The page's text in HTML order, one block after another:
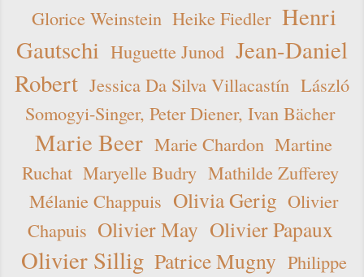
Glorice Weinstein Heike Fiedler Henri
Gautschi Huguette Junod Jean-Daniel
Robert Jessica Da Silva Villacastín László
Somogyi-Singer, Peter Diener, Ivan Bächer
Marie Beer Marie Chardon Martine
Ruchat Maryelle Budry Mathilde Zufferey
Mélanie Chappuis Olivia Gerig Olivier
Chapuis Olivier May Olivier Papaux
Olivier Sillig Patrice Mugny Philippe